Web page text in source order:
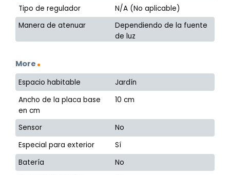
Tipo de regulador
N/A (No aplicable)
Manera de atenuar
Dependiendo de la fuente
de luz
More
Espacio habitable
Jardín
Ancho de la placa base
en cm
10 cm
Sensor
No
Especial para exterior
Sí
Batería
No